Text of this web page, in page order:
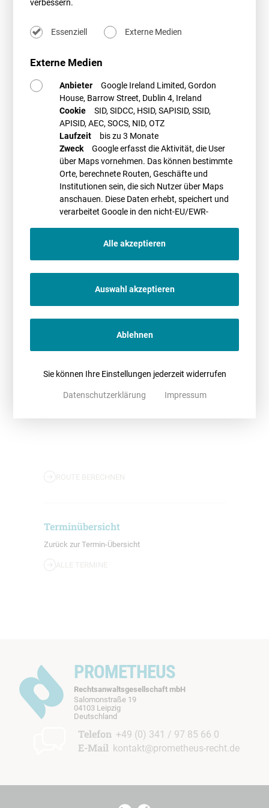
Informationen und die Möglichkeit zur Anmeldung finden Sie
PROMETHEUS Referent*in
Dr. Manuela Herms
05.09.2024
14.00-20.00
Chemnitz
Flugplatz Verkehrslandeplatz Jahnsdorf
ROUTE BERECHNEN
Terminübersicht
Zurück zur Termin-Übersicht
ALLE TERMINE
PROMETHEUS
Rechtsanwaltsgesellschaft mbH
Salomonstraße 19
04103 Leipzig
Deutschland
b
Telefon +49 (0) 341 / 97 85 66 0
E-Mail kontakt@prometheus-recht.de
verbessern.
Essenziell Externe Medien
Externe Medien
Anbieter
Google Ireland Limited, Gordon
House, Barrow Street, Dublin 4, Ireland
Cookie
SID, SIDCC, HSID, SAPISID, SSID,
APISID, AEC, SOCS, NID, OTZ
Laufzeit
bis zu 3 Monate
Zweck
Google erfasst die Aktivität, die User
über Maps vornehmen. Das können bestimmte
Orte, berechnete Routen, Geschäfte und
Institutionen sein, die sich Nutzer über Maps
anschauen. Diese Daten erhebt, speichert und
verarbeitet Google in den nicht-EU/EWR-
Alle akzeptieren
Auswahl akzeptieren
Ablehnen
Sie können Ihre Einstellungen jederzeit widerrufen
Datenschutzerklärung Impressum